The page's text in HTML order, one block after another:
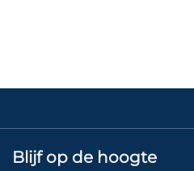
Blijf op de hoogte